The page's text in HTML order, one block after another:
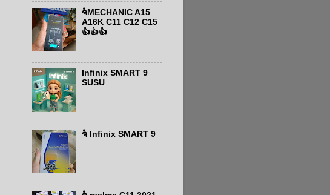
ຈໍMECHANIC A15
A16K C11 C12 C15
👍👍👍
Infinix SMART 9
SUSU
ຈໍ Infinix SMART 9